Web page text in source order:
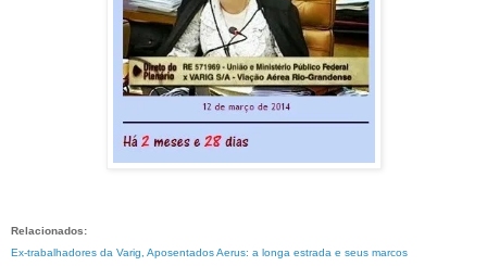
Relacionados:
Ex-trabalhadores da Varig, Aposentados Aerus: a longa estrada e seus marcos